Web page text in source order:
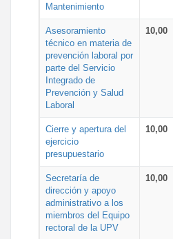
Mantenimiento
Asesoramiento
técnico en materia de
prevención laboral por
parte del Servicio
Integrado de
Prevención y Salud
Laboral
10,00
Cierre y apertura del
ejercicio
presupuestario
10,00
Secretaría de
dirección y apoyo
administrativo a los
miembros del Equipo
rectoral de la UPV
10,00